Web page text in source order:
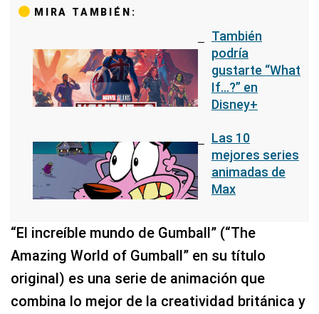
MIRA TAMBIÉN:
También
podría
gustarte “What
If...?” en
Disney+
Las 10
mejores series
animadas de
Max
“El increíble mundo de Gumball” (“The
Amazing World of Gumball” en su título
original) es una serie de animación que
combina lo mejor de la creatividad británica y